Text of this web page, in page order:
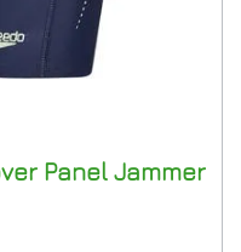
Panel Jammer